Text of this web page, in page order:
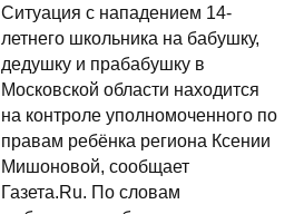
Ситуация с нападением 14-
летнего школьника на бабушку,
дедушку и прабабушку в
Московской области находится
на контроле уполномоченного по
правам ребёнка региона Ксении
Мишоновой, сообщает
Газета.Ru. По словам